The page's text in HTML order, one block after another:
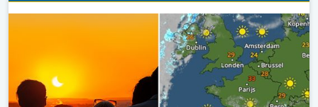
Zonsverduistering op woensdag. Noteer de datum. . .